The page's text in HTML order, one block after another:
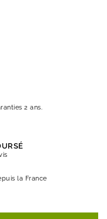
2 ans.
la France